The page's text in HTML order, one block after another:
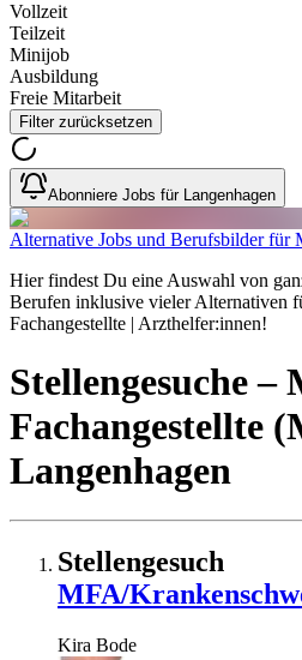
Vollzeit
Teilzeit
Minijob
Ausbildung
Freie Mitarbeit
Filter zurücksetzen
Abonniere Jobs für Langenhagen
Alternative Jobs und Berufsbilder für
Hier findest Du eine Auswahl von
Berufen inklusive vieler Alternativen
Fachangestellte | Arzthelfer:innen!
Stellengesuche–
Fachangestellte
Langenhagen
Stellengesuch
MFA/
Kira Bode